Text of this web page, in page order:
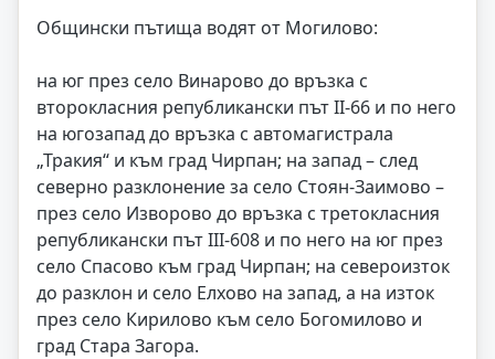
Общински пътища водят от Могилово:
на юг през село Винарово до връзка с
второкласния републикански път II-66 и по него
на югозапад до връзка с автомагистрала
„Тракия“ и към град Чирпан; на запад – след
северно разклонение за село Стоян-Заимово –
през село Изворово до връзка с третокласния
републикански път III-608 и по него на юг през
село Спасово към град Чирпан; на североизток
до разклон и село Елхово на запад, а на изток
през село Кирилово към село Богомилово и
град Стара Загора.